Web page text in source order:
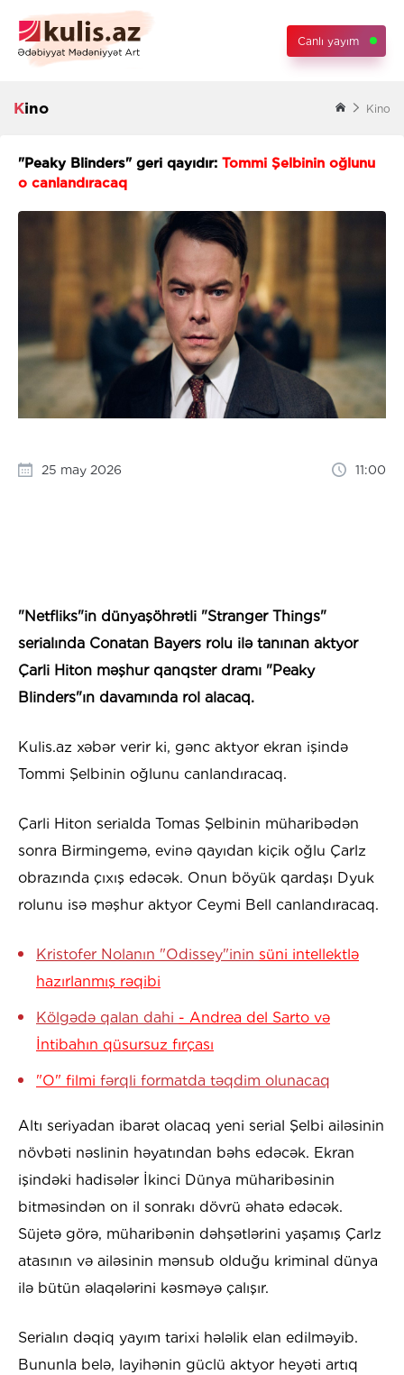
Canlı yayım
Kino Kino
"Peaky Blinders" geri qayıdır: Tommi Şelbinin oğlunu
o canlandıracaq
25 may 2026 11:00
"Netfliks"in dünyaşöhrətli "Stranger Things"
serialında Conatan Bayers rolu ilə tanınan aktyor
Çarli Hiton məşhur qanqster dramı "Peaky
Blinders"ın davamında rol alacaq.
Kulis.az xəbər verir ki, gənc aktyor ekran işində
Tommi Şelbinin oğlunu canlandıracaq.
Çarli Hiton serialda Tomas Şelbinin müharibədən
sonra Birmingemə, evinə qayıdan kiçik oğlu Çarlz
obrazında çıxış edəcək. Onun böyük qardaşı Dyuk
rolunu isə məşhur aktyor Ceymi Bell canlandıracaq.
Kristofer Nolanın "Odissey"inin süni intellektlə
hazırlanmış rəqibi
Kölgədə qalan dahi - Andrea del Sarto və
İntibahın qüsursuz fırçası
"O" filmi fərqli formatda təqdim olunacaq
Altı seriyadan ibarət olacaq yeni serial Şelbi ailəsinin
növbəti nəslinin həyatından bəhs edəcək. Ekran
işindəki hadisələr İkinci Dünya müharibəsinin
bitməsindən on il sonrakı dövrü əhatə edəcək.
Süjetə görə, müharibənin dəhşətlərini yaşamış Çarlz
atasının və ailəsinin mənsub olduğu kriminal dünya
ilə bütün əlaqələrini kəsməyə çalışır.
Serialın dəqiq yayım tarixi hələlik elan edilməyib.
Bununla belə, layihənin güclü aktyor heyəti artıq